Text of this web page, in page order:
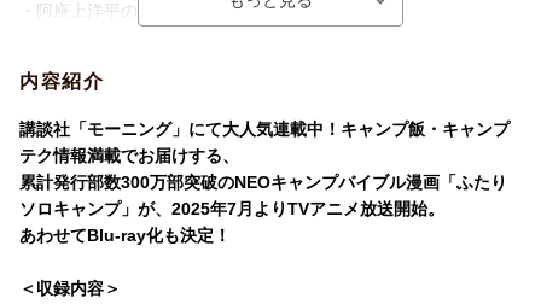
日本
洋題
・阿座上洋平のひとりキャンプ
内容紹介
講談社「モーニング」にて大人気連載中！キャンプ飯・キャンプ
テク情報満載でお届けする、
累計発行部数300万部突破のNEOキャンプバイブル漫画「ふたり
ソロキャンプ」が、2025年7月よりTVアニメ放送開始。
あわせてBlu-ray化も決定！
＜収録内容＞